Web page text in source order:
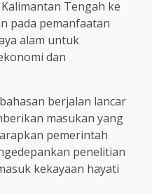
Tengah ke
pada pemanfaatan
alam untuk
dan
berjalan lancar
masukan yang
pemerintah
penelitian
kekayaan hayati